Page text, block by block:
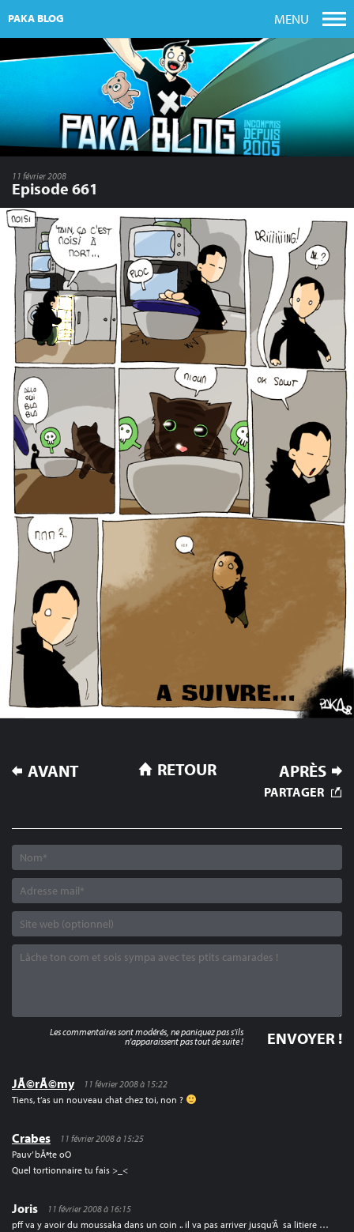
PAKA BLOG MENU
11 février 2008
Episode 661
NAVIGATION
DE
AVANT APRÈS
RETOUR
PARTAGER
JÃ©rÃ©my
11 février 2008 à 15:22
Tiens, t’as un nouveau chat chez toi, non ?
Crabes
11 février 2008 à 15:25
Pauv’ bÃªte oO
Quel tortionnaire tu fais >_<
Joris
11 février 2008 à 16:15
pff va y avoir du moussaka dans un coin .. il va pas arriver jusqu’Ã sa litiere …
Les commentaires sont modérés, ne paniquez pas s'ils
n'apparaissent pas tout de suite !